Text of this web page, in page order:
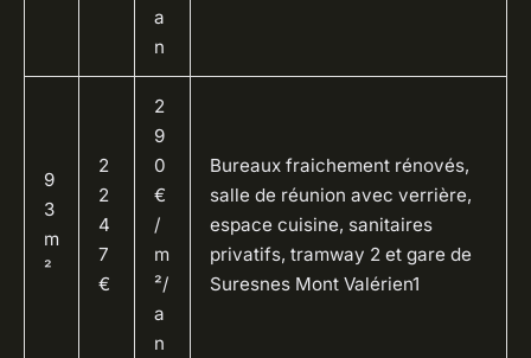
a
n
9
3
m
²
2
2
4
7
€
2
9
0
€
/
m
²/
a
n
Bureaux fraichement rénovés,
salle de réunion avec verrière,
espace cuisine, sanitaires
privatifs, tramway 2 et gare de
Suresnes Mont Valérien1